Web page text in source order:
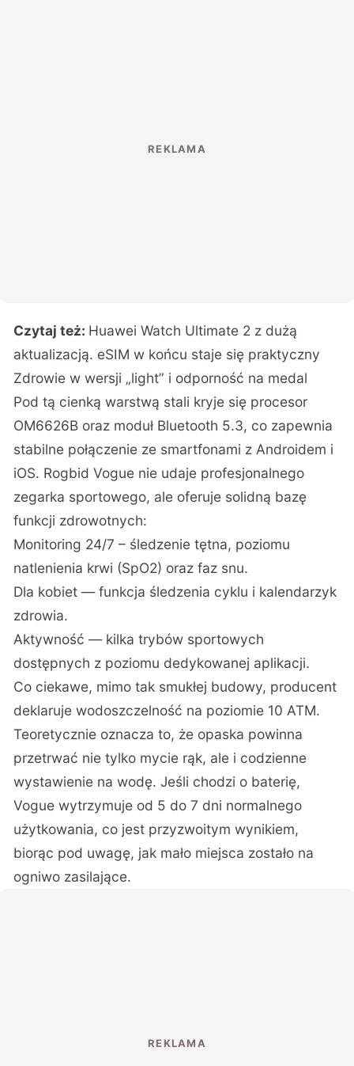
Czytaj też: Huawei Watch Ultimate 2 z dużą
aktualizacją. eSIM w końcu staje się praktyczny
Zdrowie w wersji „light” i odporność na medal
Pod tą cienką warstwą stali kryje się procesor
OM6626B oraz moduł Bluetooth 5.3, co zapewnia
stabilne połączenie ze smartfonami z Androidem i
iOS. Rogbid Vogue nie udaje profesjonalnego
zegarka sportowego, ale oferuje solidną bazę
funkcji zdrowotnych:
Monitoring 24/7 – śledzenie tętna, poziomu
natlenienia krwi (SpO2) oraz faz snu.
Dla kobiet — funkcja śledzenia cyklu i kalendarzyk
zdrowia.
Aktywność — kilka trybów sportowych
dostępnych z poziomu dedykowanej aplikacji.
Co ciekawe, mimo tak smukłej budowy, producent
deklaruje wodoszczelność na poziomie 10 ATM.
Teoretycznie oznacza to, że opaska powinna
przetrwać nie tylko mycie rąk, ale i codzienne
wystawienie na wodę. Jeśli chodzi o baterię,
Vogue wytrzymuje od 5 do 7 dni normalnego
użytkowania, co jest przyzwoitym wynikiem,
biorąc pod uwagę, jak mało miejsca zostało na
ogniwo zasilające.